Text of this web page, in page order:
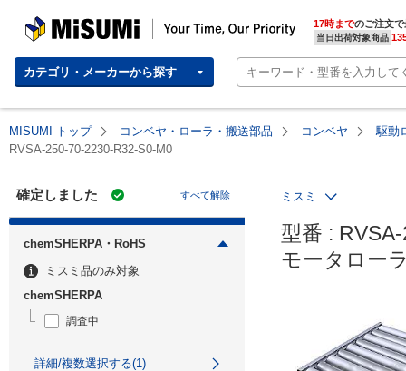
MISUMI | Your Time, Our Priority 17時までのご注文で
当日出荷対象商品
カテゴリ・メーカーから探す
MISUMI トップ コンベヤ・ローラ・搬送部品 コンベヤ
駆動
RVSA-250-70-2230-R32-S0-M0
確定しました すべて解除
chemSHERPA・RoHS
ミスミ品のみ対象
chemSHERPA
調査中
詳細/複数選択する(1)
ミスミ
型番 :
モータロー